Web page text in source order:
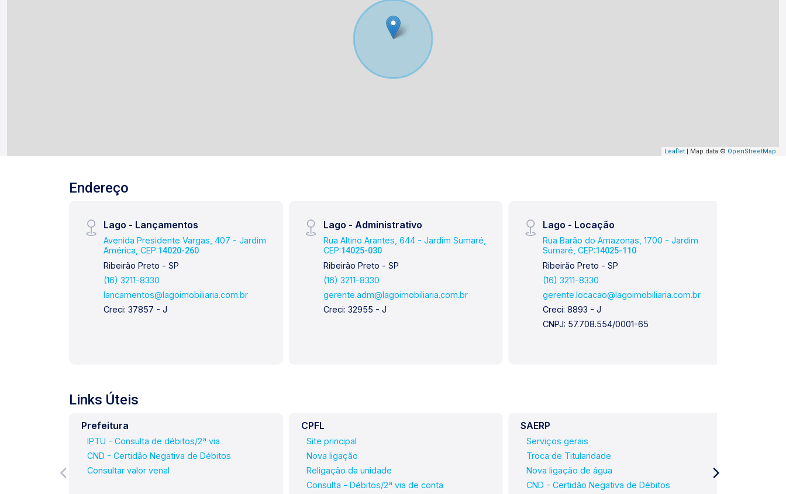
Leaflet | Map data © OpenStreetMap
Endereço
Lago - Lançamentos
Avenida Presidente Vargas, 407 - Jardim
América, CEP:14020-260
Ribeirão Preto - SP
(16) 3211-8330
lancamentos@lagoimobiliaria.com.br
Creci: 37857 - J
Lago - Administrativo
Rua Altino Arantes, 644 - Jardim Sumaré,
CEP:14025-030
Ribeirão Preto - SP
(16) 3211-8330
gerente.adm@lagoimobiliaria.com.br
Creci: 32955 - J
Lago - Locação
Rua Barão do Amazonas, 1700 - Jardim
Sumaré, CEP:14025-110
Ribeirão Preto - SP
(16) 3211-8330
gerente.locacao@lagoimobiliaria.com.br
Creci: 8893 - J
CNPJ: 57.708.554/0001-65
Links Úteis
Prefeitura
IPTU - Consulta de débitos/2ª via
CND - Certidão Negativa de Débitos
Consultar valor venal
CPFL
Site principal
Nova ligação
Religação da unidade
Consulta - Débitos/2ª via de conta
SAERP
Serviços gerais
Troca de Titularidade
Nova ligação de água
CND - Certidão Negativa de Débitos